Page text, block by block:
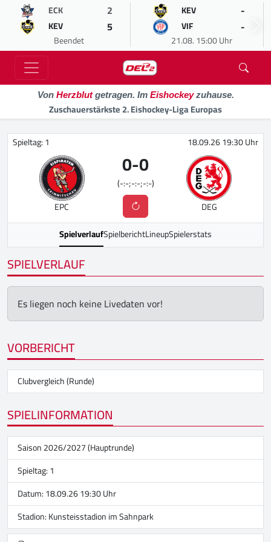
ECK 2
KEV 5
Beendet
KEV -
VIF -
21.08. 15:00 Uhr
Von Herzblutgetragen. Im Eishockeyzuhause.
Zuschauerstärkste 2. Eishockey-Liga Europas
Spieltag: 1 18.09.26 19:30 Uhr
EPC
0-0
(-:-;-:-;-:-)
DEG
SpielverlaufSpielberichtLineupSpielerstats
SPIELVERLAUF
Es liegen noch keine Livedaten vor!
VORBERICHT
Clubvergleich (Runde)
SPIELINFORMATION
Saison 2026/2027 (Hauptrunde)
Spieltag: 1
Datum: 18.09.26 19:30 Uhr
Stadion:Kunsteisstadion im Sahnpark